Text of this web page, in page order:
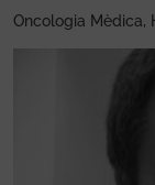
Oncologia Mèdica,